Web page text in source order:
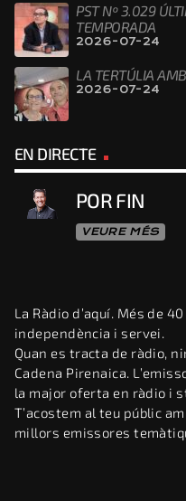
PST Nº 3.029
TEMPORADA
2026-07-24
LA TERTÚLIA
2026-07-24
EN DIRECTE
POR FIN
VEURE MÉS
La Ràdio d’aquí. Més de
independència i servei.
Quan es tracta de ràdio,
Cadena Pirenaica.
la major oferta en ràdio i
T’acostem al teu públic
millors emissores